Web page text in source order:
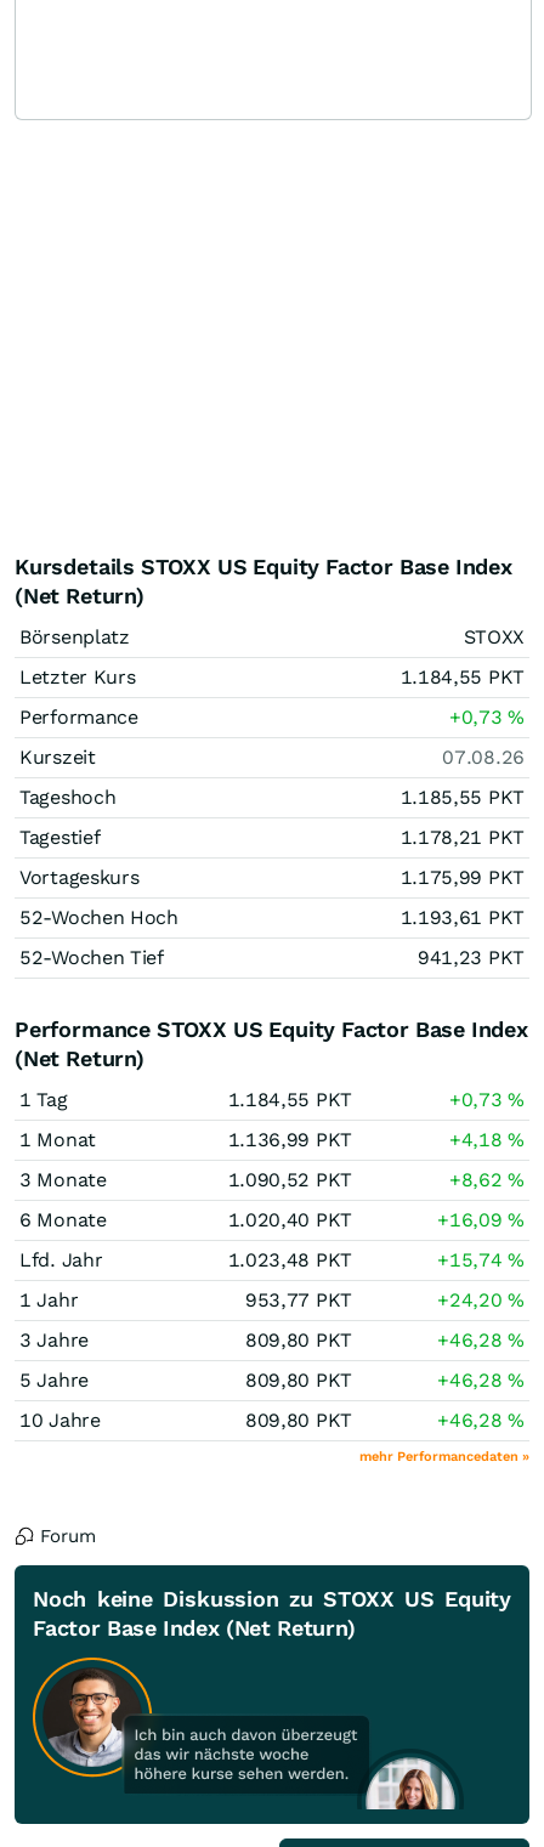
Kursdetails STOXX US Equity Factor Base Index
(Net Return)
Börsenplatz
STOXX
Letzter Kurs
1.184,55 PKT
Performance
+0,73%
Kurszeit
07.08.26
Tageshoch
1.185,55 PKT
Tagestief
1.178,21 PKT
Vortageskurs
1.175,99 PKT
52-Wochen Hoch
1.193,61 PKT
52-Wochen Tief
941,23 PKT
Performance STOXX US Equity Factor Base Index
(Net Return)
1 Tag 1.184,55 PKT +0,73%
1 Monat
1.136,99 PKT +4,18%
3 Monate
1.090,52 PKT +8,62%
6 Monate
1.020,40 PKT +16,09%
Lfd. Jahr
1.023,48 PKT +15,74%
1 Jahr
953,77 PKT +24,20%
3 Jahre
809,80 PKT +46,28%
5 Jahre
809,80 PKT +46,28%
10 Jahre
809,80 PKT +46,28%
mehr Performancedaten »
Forum
Noch keine Diskussion zu STOXX US Equity
Factor Base Index (Net Return)